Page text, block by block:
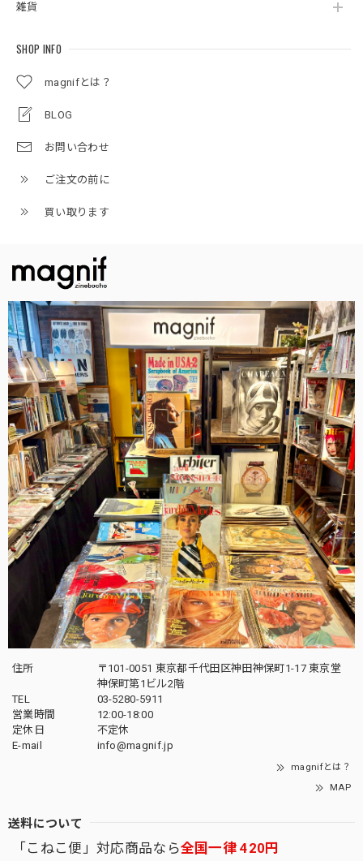
雑貨
SHOP INFO
magnifとは？
BLOG
お問い合わせ
ご注文の前に
買い取ります
住所
〒101-0051 東京都千代田区神田神保町1-17 東京堂
神保町第1ビル2階
TEL
03-5280-5911
営業時間
12:00-18:00
定休日
不定休
E-mail
info@magnif.jp
magnifとは？
MAP
送料について
「こねこ便」対応商品なら全国一律 420円